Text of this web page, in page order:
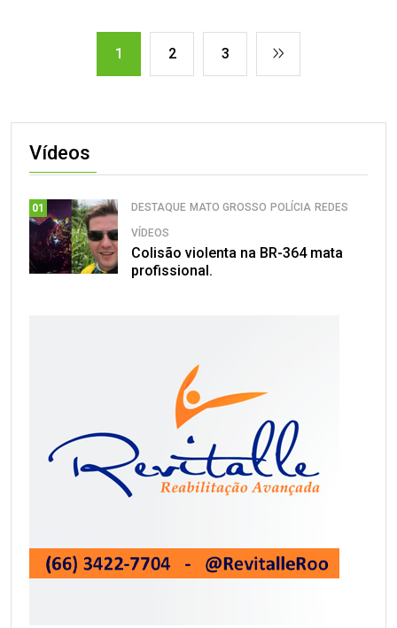
1 2 3
Vídeos
01 DESTAQUE MATO GROSSO POLÍCIA REDES
VÍDEOS
Colisão violenta na BR-364 mata
profissional.